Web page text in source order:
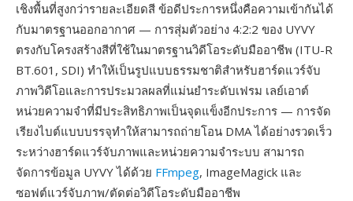
เชิงพื้นที่สูงกว่ารายละเอียดสี ข้อดีประการหนึ่งคือความเข้ากันได้
กับมาตรฐานออกอากาศ — การสุ่มตัวอย่าง 4:2:2 ของ UYVY
ตรงกับโครงสร้างสีที่ใช้ในมาตรฐานวิดีโอระดับมืออาชีพ (ITU-R
BT.601, SDI) ทำให้เป็นรูปแบบธรรมชาติสำหรับฮาร์ดแวร์จับ
ภาพวิดีโอและการประมวลผลที่แม่นยำระดับเฟรม เลย์เอาต์
หน่วยความจำที่มีประสิทธิภาพเป็นจุดแข็งอีกประการ — การจัด
เรียงไบต์แบบบรรจุทำให้สามารถถ่ายโอน DMA ได้อย่างรวดเร็ว
ระหว่างฮาร์ดแวร์จับภาพและหน่วยความจำระบบ สามารถ
จัดการข้อมูล UYVY ได้ด้วย FFmpeg, ImageMagick และ
ซอฟต์แวร์จับภาพ/ตัดต่อวิดีโอระดับมืออาชีพ